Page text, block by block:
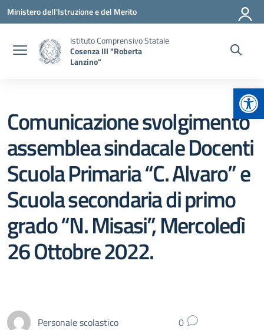
Vai ai contenuti
Vai al menu di navigazione
Vai al footer
Ministero dell'Istruzione e del Merito
Istituto Comprensivo Statale
Cosenza III "Roberta
Lanzino"
Comunicazione svolgimento
assemblea sindacale Docenti
Scuola Primaria “C. Alvaro” e
Scuola secondaria di primo
grado “N. Misasi”, Mercoledì
26 Ottobre 2022.
Personale scolastico 0